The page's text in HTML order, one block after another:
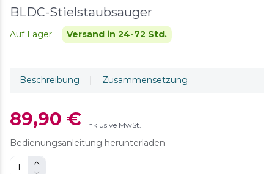
BLDC-Stielstaubsauger
Auf Lager Versand in 24-72 Std.
Beschreibung | Zusammensetzung
89,90 € Inklusive MwSt.
Bedienungsanleitung herunterladen